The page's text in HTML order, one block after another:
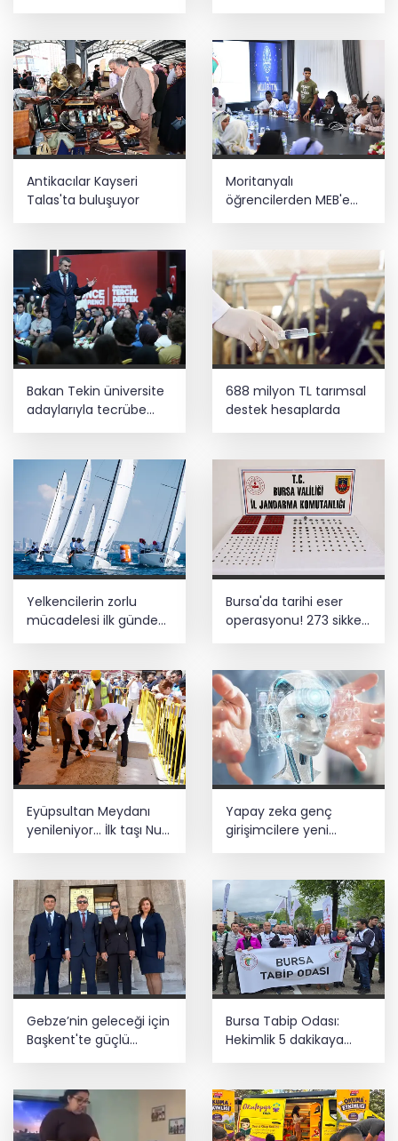
Antikacılar Kayseri
Talas'ta buluşuyor
Moritanyalı
öğrencilerden MEB'e
Bakan Tekin üniversite
adaylarıyla tecrübe
paylaştı
688 milyon TL tarımsal
destek hesaplarda
Yelkencilerin zorlu
mücadelesi ilk günde
Bursa'da tarihi eser
operasyonu! 273 sikke
Eyüpsultan Meydanı
yenileniyor... İlk taşı Nuri
Yapay zeka genç
girişimcilere yeni
Gebze’nin geleceği için
Başkent'te güçlü
temaslar
Bursa Tabip Odası:
Hekimlik 5 dakikaya
sığmaz